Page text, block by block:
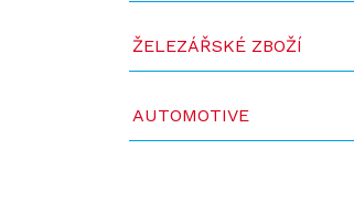
ŽELEZÁŘSKÉ ZBOŽÍ
AUTOMOTIVE